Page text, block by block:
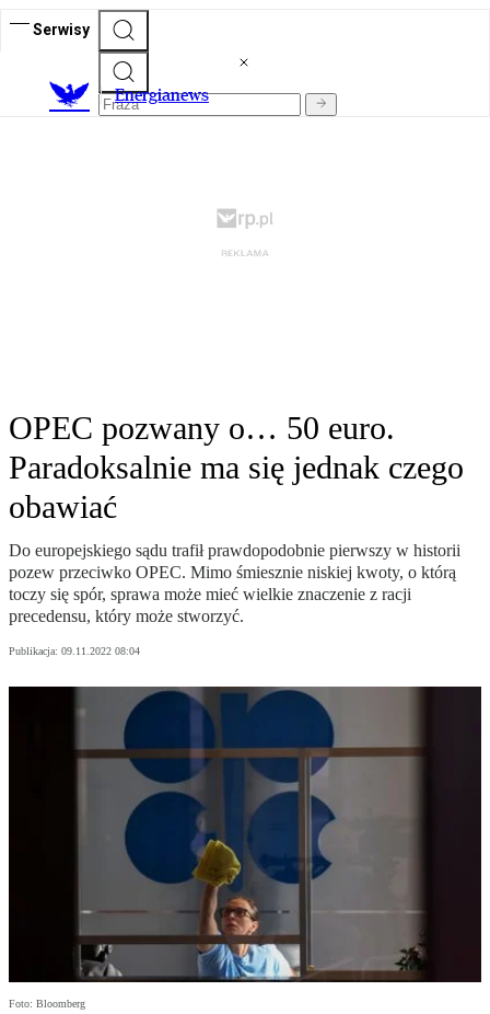
Serwisy
Energianews
OPEC pozwany o… 50 euro.
Paradoksalnie ma się jednak czego
obawiać
Do europejskiego sądu trafił prawdopodobnie pierwszy w historii
pozew przeciwko OPEC. Mimo śmiesznie niskiej kwoty, o którą
toczy się spór, sprawa może mieć wielkie znaczenie z racji
precedensu, który może stworzyć.
Publikacja: 09.11.2022 08:04
Foto: Bloomberg